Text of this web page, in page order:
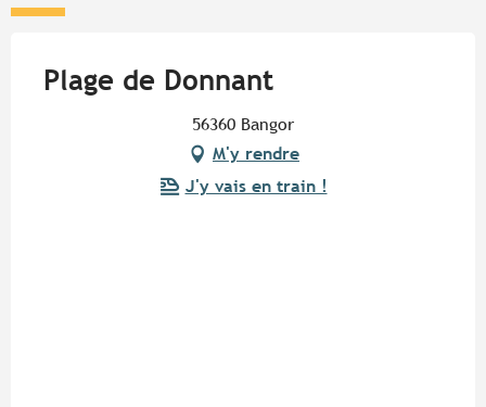
Plage de Donnant
56360 Bangor
M'y rendre
J'y vais en train !